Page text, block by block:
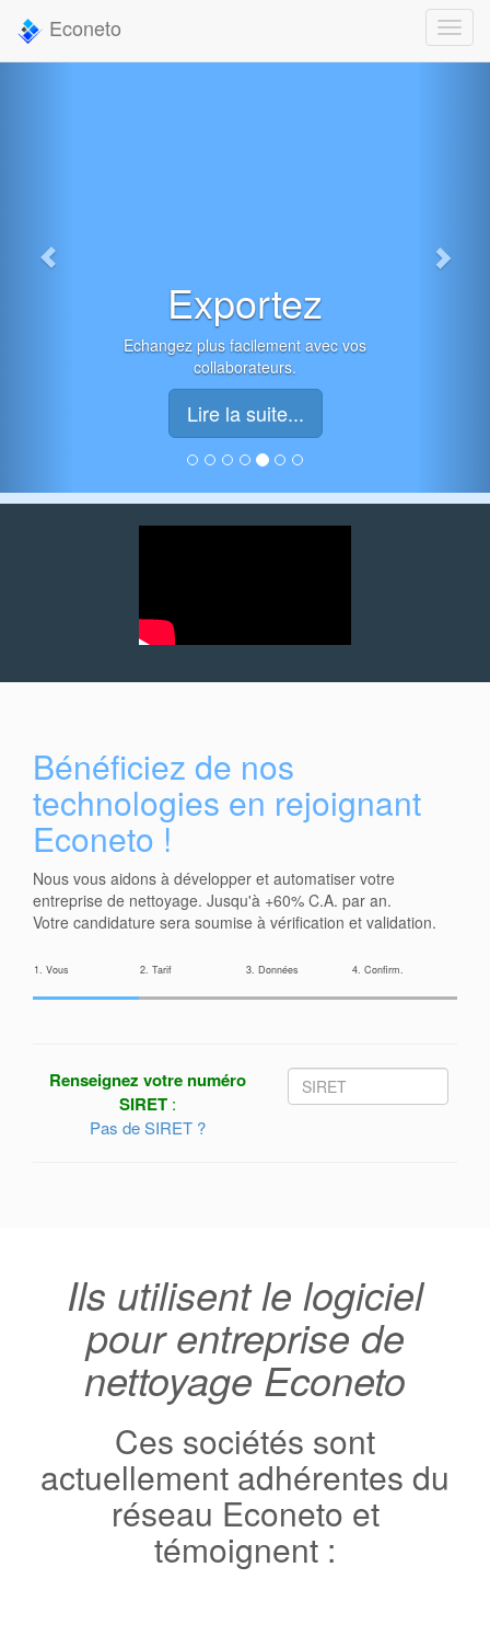
Econeto
Exportez
Echangez plus facilement avec vos
collaborateurs.
Lire la suite...
Bénéficiez de nos
technologies en rejoignant
Econeto !
Nous vous aidons à développer et automatiser votre
entreprise de nettoyage. Jusqu'à +60% C.A. par an.
Votre candidature sera soumise à vérification et validation.
1. Vous 2. Tarif 3. Données 4. Confirm.
Renseignez votre numéro
SIRET :
Pas de SIRET ?
Ils utilisent le logiciel
pour entreprise de
nettoyage Econeto
Ces sociétés sont
actuellement adhérentes du
réseau Econeto et
témoignent :